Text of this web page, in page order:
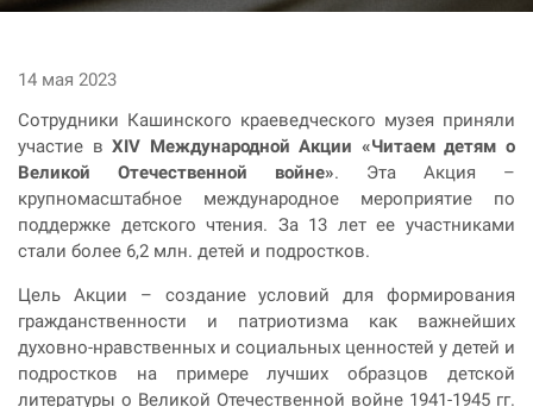
14 мая 2023
Сотрудники Кашинского краеведческого музея приняли
участие вXIV Международной Акции «Читаем детям о
Великой Отечественной войне». Эта Акция –
крупномасштабное международное мероприятие по
поддержке детского чтения. За 13 лет ее участниками
стали более 6,2 млн. детей и подростков.
Цель Акции – создание условий для формирования
гражданственности и патриотизма как важнейших
духовно-нравственных и социальных ценностей у детей и
подростков на примере лучших образцов детской
литературы о Великой Отечественной войне 1941-1945 гг.